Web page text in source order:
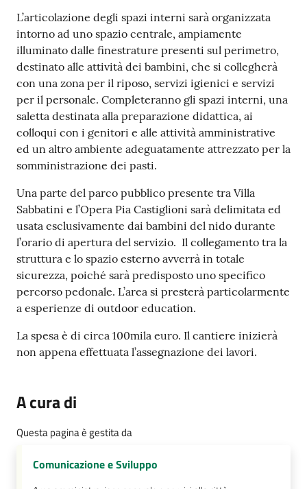
L’articolazione degli spazi interni sarà organizzata
intorno ad uno spazio centrale, ampiamente
illuminato dalle finestrature presenti sul perimetro,
destinato alle attività dei bambini, che si collegherà
con una zona per il riposo, servizi igienici e servizi
per il personale. Completeranno gli spazi interni, una
saletta destinata alla preparazione didattica, ai
colloqui con i genitori e alle attività amministrative
ed un altro ambiente adeguatamente attrezzato per la
somministrazione dei pasti.
Una parte del parco pubblico presente tra Villa
Sabbatini e l’Opera Pia Castiglioni sarà delimitata ed
usata esclusivamente dai bambini del nido durante
l’orario di apertura del servizio. Il collegamento tra la
struttura e lo spazio esterno avverrà in totale
sicurezza, poiché sarà predisposto uno specifico
percorso pedonale. L’area si presterà particolarmente
a esperienze di outdoor education.
La spesa è di circa 100mila euro. Il cantiere inizierà
non appena effettuata l’assegnazione dei lavori.
A cura di
Questa pagina è gestita da
Comunicazione e Sviluppo